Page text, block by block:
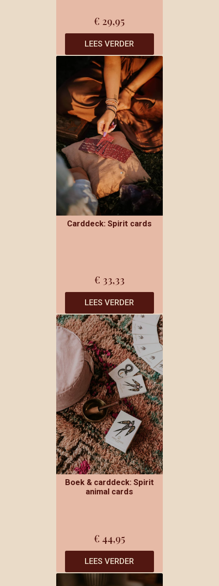
€ 29,95
LEES VERDER
Carddeck: Spirit cards
€ 33,33
LEES VERDER
Boek & carddeck: Spirit
animal cards
€ 44,95
LEES VERDER